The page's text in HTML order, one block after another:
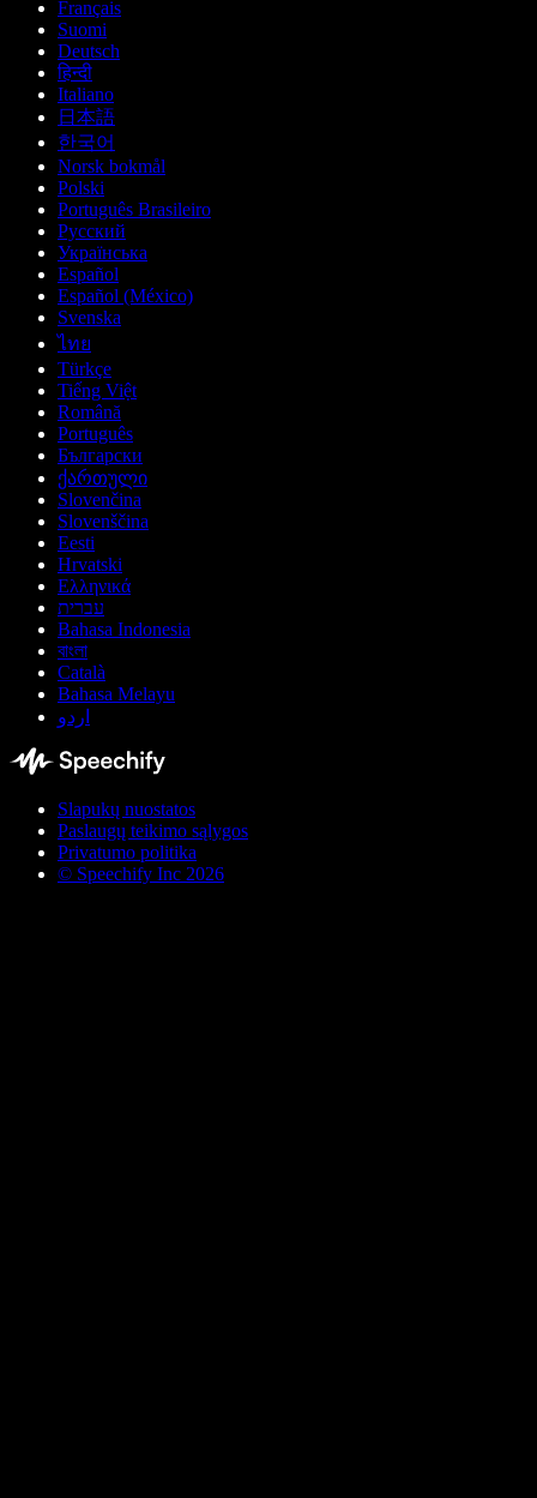
Français
Suomi
Deutsch
हिन्दी
Italiano
日本語
한국어
Norsk bokmål
Polski
Português Brasileiro
Русский
Українська
Español
Español (México)
Svenska
ไทย
Türkçe
Tiếng Việt
Română
Português
Български
ქართული
Slovenčina
Slovenščina
Eesti
Hrvatski
Ελληνικά
עברית
Bahasa Indonesia
বাংলা
Català
Bahasa Melayu
اردو
Slapukų nuostatos
Paslaugų teikimo sąlygos
Privatumo politika
© Speechify Inc 2026